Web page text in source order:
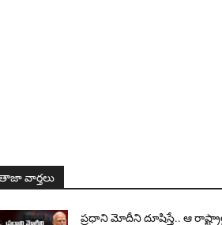
వార్తలు
ప్రధాని మోదీని దూషిస్తే.. ఆ